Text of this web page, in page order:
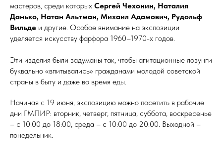
мастеров, среди которых Сергей Чехонин, Наталия
Данько, Натан Альтман, Михаил Адамович, Рудольф
Вильде и другие. Особое внимание на экспозиции
уделяется искусству фарфора 1960–1970-х годов.
Эти изделия были задуманы так, чтобы агитационные лозунги
буквально «впитывались» гражданами молодой советской
страны в быту и даже во время еды.
Начиная с 19 июня, экспозицию можно посетить в рабочие
дни ГМПИР: вторник, четверг, пятница, суббота, воскресенье
– с 10:00 до 18:00, среда – с 10:00 до 20:00. Выходной –
понедельник.